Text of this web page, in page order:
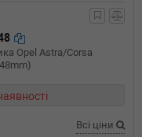
Opel Astra/Corsa
Всі ціни